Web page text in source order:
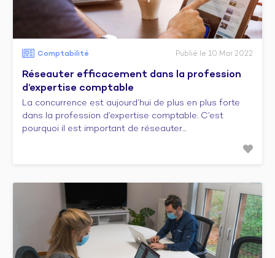
Comptabilité Publié le 10 Mar 2022
Réseauter efficacement dans la profession
d’expertise comptable
La concurrence est aujourd’hui de plus en plus forte
dans la profession d’expertise comptable. C’est
pourquoi il est important de réseauter...